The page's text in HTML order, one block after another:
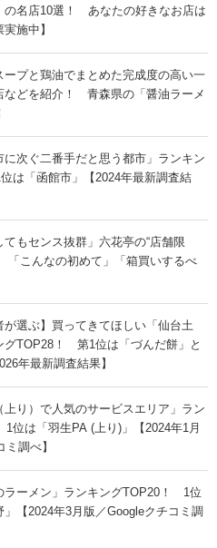
の名店10選！ あなたの好きなお店は
施中】
ープと鶏油でまとめた完成度の高い一
などを紹介！ 青森県の「醤油ラーメ
に次ぐ二番手だと思う都市」ランキン
は「函館市」【2024年最新調査結
てもセンス抜群」六花亭の“店舗限
「こんなの初めて」「箱買いするべ
が選ぶ】買ってきてほしい「仙台土
グTOP28！ 第1位は「づんだ餅」と
年最新調査結果】
上り）で人気のサービスエリア」ラン
位は「羽生PA (上り)」【2024年1月
調べ】
ラーメン」ランキングTOP20！ 1位
」【2024年3月版／Googleクチコミ調